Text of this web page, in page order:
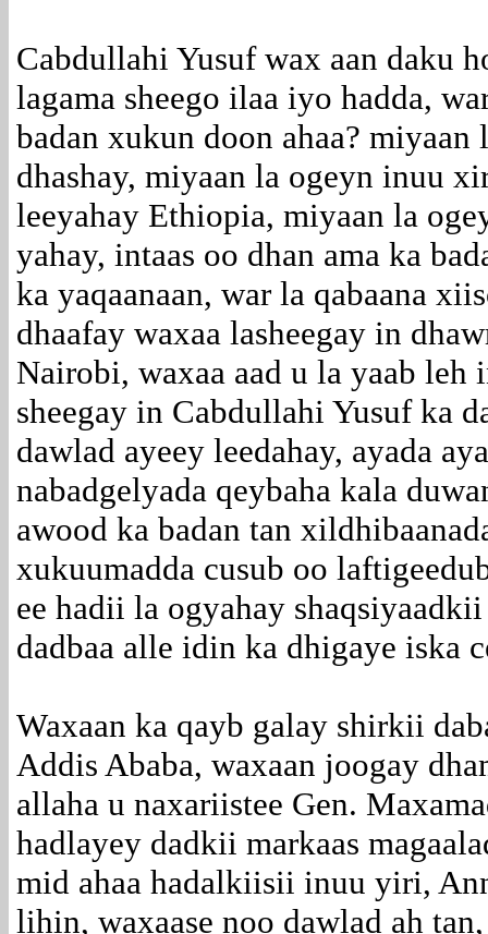
Cabdullahi Yusuf wax aan daku
lagama sheego ilaa iyo hadda,
badan xukun doon ahaa?
dhashay, miyaan la ogeyn inuu
leeyahay Ethiopia, miyaan la
yahay, intaas oo dhan ama ka
ka yaqaanaan, war la qabaana
dhaafay waxaa lasheegay in
Nairobi, waxaa aad u la yaab leh
sheegay in Cabdullahi Yusuf ka
dawlad ayeey leedahay, ayada
nabadgelyada qeybaha kala
awood ka badan tan
xukuumadda cusub oo
ee hadii la ogyahay
dadbaa alle idin ka dhigaye iska
Waxaan ka qayb galay shirkii
Addis Ababa, waxaan joogay
allaha u naxariistee Gen.
hadlayey dadkii markaas
mid ahaa hadalkiisii inuu yiri,
lihin, waxaase noo dawlad ah